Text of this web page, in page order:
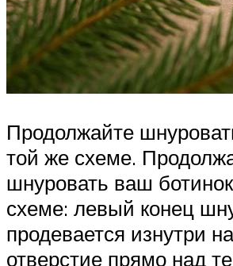
Продолжайте
той же схеме.
шнуровать ваш
схеме: левый конец
продевается изнутри
отверстие прямо над